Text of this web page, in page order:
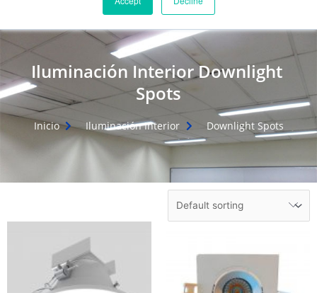
Iluminación Interior Downlight
Spots
Inicio Iluminación Interior Downlight Spots